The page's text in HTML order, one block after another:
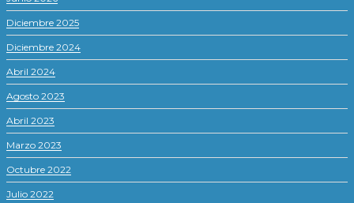
Diciembre 2025
Diciembre 2024
Abril 2024
Agosto 2023
Abril 2023
Marzo 2023
Octubre 2022
Julio 2022